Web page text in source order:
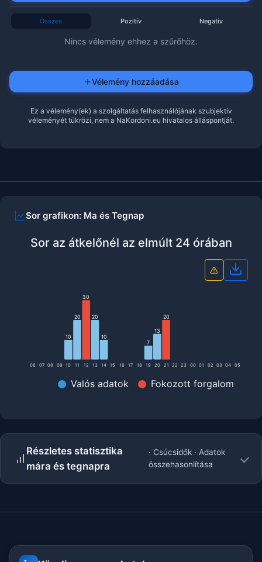
Sor grafikon: Ma és Tegnap
Sor az átkelőnél az elmúlt 24 órában
06 07 08 09
10
10
20
11
30
12
20
13
10
14 15 16 17 18
7
19
13
20
20
21 22 23 00 01 02 03 04 05
Valós adatok Fokozott forgalom
Részletes statisztika
mára és tegnapra
· Csúcsidők · Adatok
összehasonlítása
Összes Pozitív Negatív
Nincs vélemény ehhez a szűrőhöz.
Vélemény hozzáadása
Ez a vélemény(ek) a szolgáltatás felhasználójának szubjektív
véleményét tükrözi, nem a NaKordoni.eu hivatalos álláspontját.